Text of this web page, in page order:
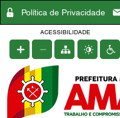
Política de Privacidade
ACESSIBILIDADE